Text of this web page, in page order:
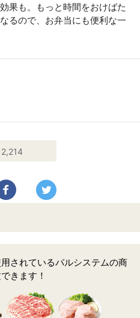
果も。もっと時間をおけばた
るので、お弁当にも便利な一
2,214
送る Facebookでシェアする
されているパルシステムの商
きます！